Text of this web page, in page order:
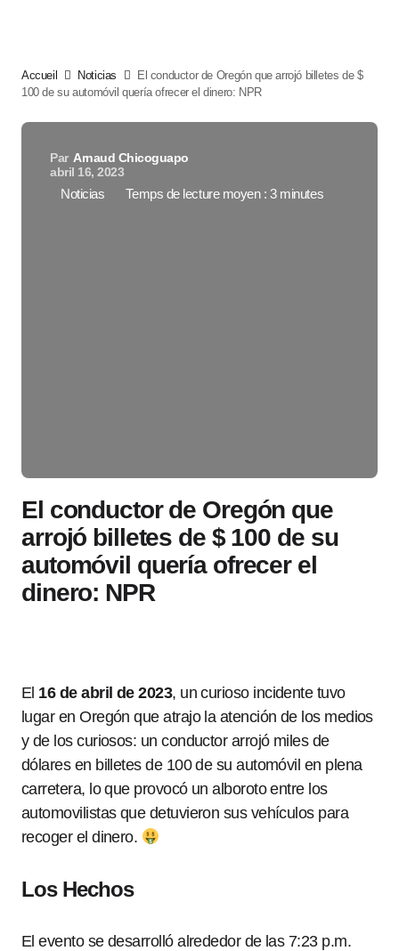
Accueil Noticias
El conductor de Oregón que arrojó billetes de $
100 de su automóvil quería ofrecer el dinero: NPR
Par Arnaud Chicoguapo
abril 16, 2023
Noticias Temps de lecture moyen : 3 minutes
El conductor de Oregón que
arrojó billetes de $ 100 de su
automóvil quería ofrecer el
dinero: NPR
El 16 de abril de 2023, un curioso incidente tuvo
lugar en Oregón que atrajo la atención de los medios
y de los curiosos: un conductor arrojó miles de
dólares en billetes de 100 de su automóvil en plena
carretera, lo que provocó un alboroto entre los
automovilistas que detuvieron sus vehículos para
recoger el dinero.
Los Hechos
El evento se desarrolló alrededor de las 7:23 p.m.